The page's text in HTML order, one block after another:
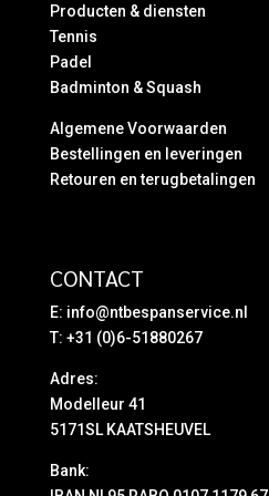
Producten & diensten
Tennis
Padel
Badminton & Squash
Algemene Voorwaarden
Bestellingen en leveringen
Retouren en terugbetalingen
CONTACT
E: info@ntbespanservice.nl
T: +31 (0)6-51880267
Adres:
Modelleur 41
5171SL KAATSHEUVEL
Bank: